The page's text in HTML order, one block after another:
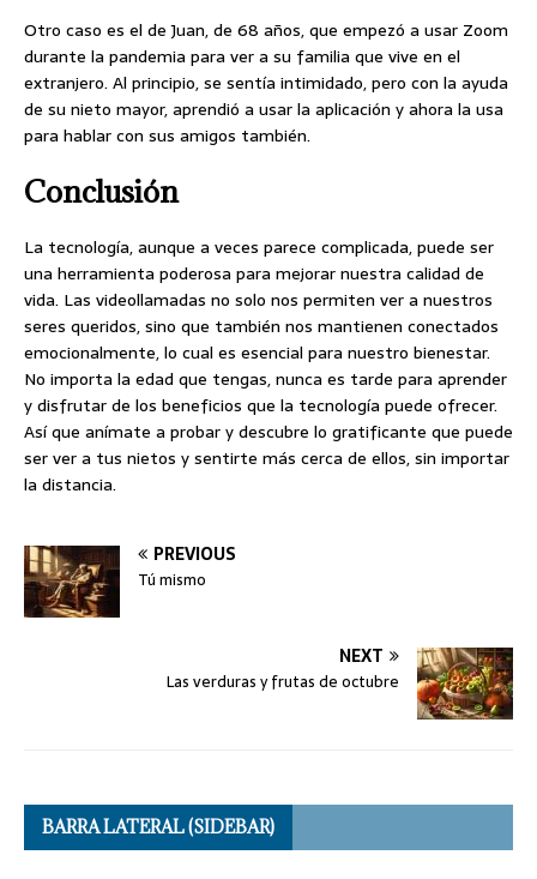
Otro caso es el de Juan, de 68 años, que empezó a usar Zoom
durante la pandemia para ver a su familia que vive en el
extranjero. Al principio, se sentía intimidado, pero con la ayuda
de su nieto mayor, aprendió a usar la aplicación y ahora la usa
para hablar con sus amigos también.
Conclusión
La tecnología, aunque a veces parece complicada, puede ser
una herramienta poderosa para mejorar nuestra calidad de
vida. Las videollamadas no solo nos permiten ver a nuestros
seres queridos, sino que también nos mantienen conectados
emocionalmente, lo cual es esencial para nuestro bienestar.
No importa la edad que tengas, nunca es tarde para aprender
y disfrutar de los beneficios que la tecnología puede ofrecer.
Así que anímate a probar y descubre lo gratificante que puede
ser ver a tus nietos y sentirte más cerca de ellos, sin importar
la distancia.
PREVIOUS
Tú mismo
NEXT
Las verduras y frutas de octubre
BARRA LATERAL (SIDEBAR)